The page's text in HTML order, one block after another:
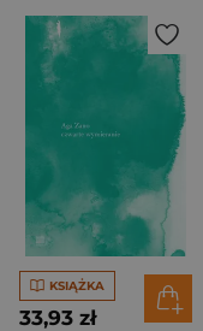
KSIĄŻKA
33,93 zł